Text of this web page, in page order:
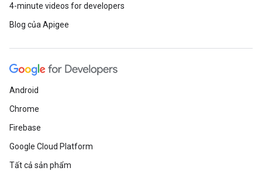
4-minute videos for developers
Blog của Apigee
Android
Chrome
Firebase
Google Cloud Platform
Tất cả sản phẩm